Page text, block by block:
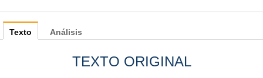
Texto
TEXTO ORIGINAL
Análisis